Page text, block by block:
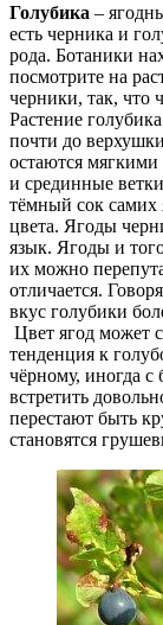
Голубика –
есть черника и
рода. Ботаники
посмотрите на
черники, так, что
Растение
почти до
остаются
и срединные
тёмный сок самих
цвета. Ягоды
язык. Ягоды и
их можно
отличается.
вкус голубики
Цвет ягод может
тенденция к
чёрному, иногда
встретить
перестают быть
становятся